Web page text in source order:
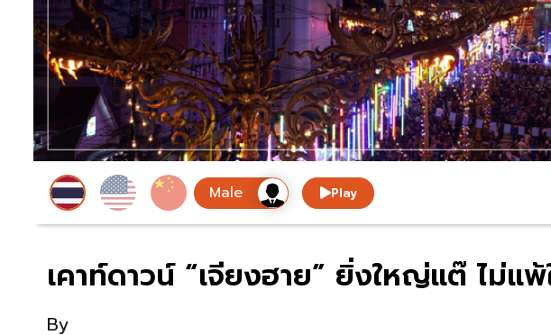
Play
เคาท์ดาวน์ “เจียงฮาย” ยิ่งใหญ่แต๊ ไม่แพ้
By